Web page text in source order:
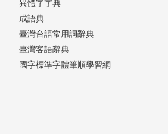
異體字字典
成語典
臺灣台語常用詞辭典
臺灣客語辭典
國字標準字體筆順學習網